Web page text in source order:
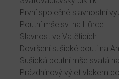
První společné slavnostní
Poutní mše sv. na Hůrce
Slavnost ve Vatěticích
Dovršení sušické pouti na
Sušická poutní mše svatá
Prázdninový výlet vlakem